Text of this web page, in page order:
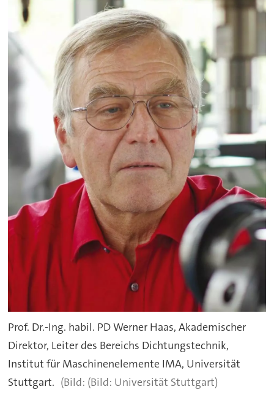
Prof. Dr.-Ing. habil. PD Werner Haas, Akademischer
Direktor, Leiter des Bereichs Dichtungstechnik,
Institut für Maschinenelemente IMA, Universität
Stuttgart.
(Bild: Universität Stuttgart)